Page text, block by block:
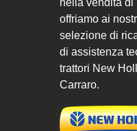
nella vendita di
offriamo ai
selezione di
di assistenza
trattori New
Carraro.